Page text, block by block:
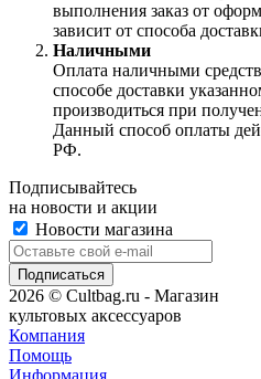
выполнения заказ от
зависит от способа
Наличными
Оплата наличными
способе доставки
производиться при
Данный способ оплаты
РФ.
Подписывайтесь
на новости и акции
Новости магазина
2026 © Cultbag.ru - Магазин
культовых аксессуаров
Компания
Помощь